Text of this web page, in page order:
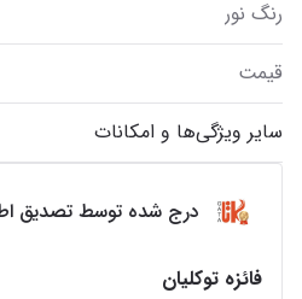
رنگ نور
قیمت
سایر ویژگی‌ها و امکانات
درج شده توسط تصدیق
فائزه توكليان